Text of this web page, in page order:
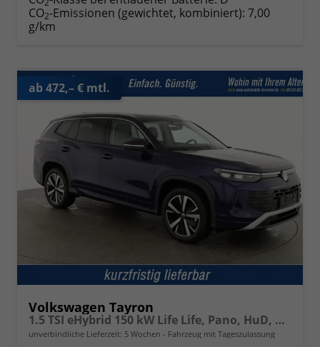
CO2-Emissionen (gewichtet, kombiniert): 7,00
g/km
ab 472,– € mtl.
Volkswagen Tayron
1.5 TSI eHybrid 150 kW Life Life, Pano, HuD, AHK, AreaView, Side, Navi, Winter, 5-J. Garantie
unverbindliche Lieferzeit: 5 Wochen Fahrzeug mit Tageszulassung